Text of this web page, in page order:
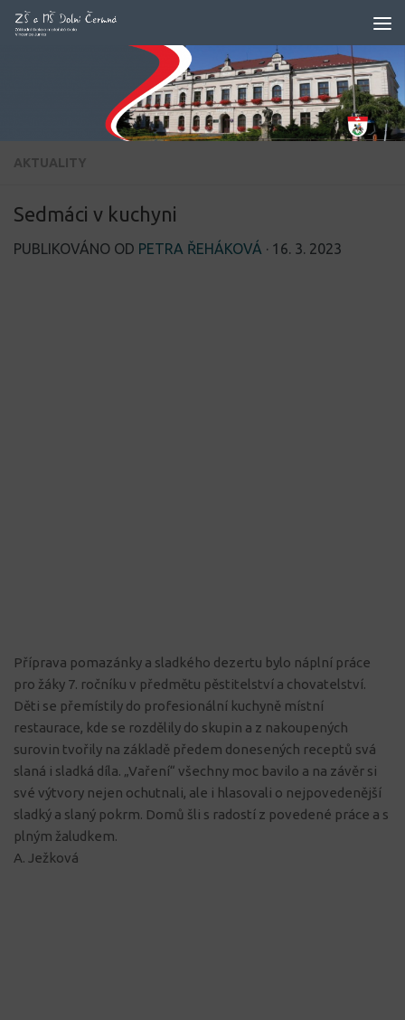
Skip to content
AKTUALITY
Sedmáci v kuchyni
PUBLIKOVÁNO OD PETRA ŘEHÁKOVÁ · 16. 3. 2023
Příprava pomazánky a sladkého dezertu bylo náplní práce
pro žáky 7. ročníku v předmětu pěstitelství a chovatelství.
Děti se přemístily do profesionální kuchyně místní
restaurace, kde se rozdělily do skupin a z nakoupených
surovin tvořily na základě předem donesených receptů svá
slaná i sladká díla. „Vaření“ všechny moc bavilo a na závěr si
své výtvory nejen ochutnali, ale i hlasovali o nejpovedenější
sladký a slaný pokrm. Domů šli s radostí z povedené práce a s
plným žaludkem.
A. Ježková